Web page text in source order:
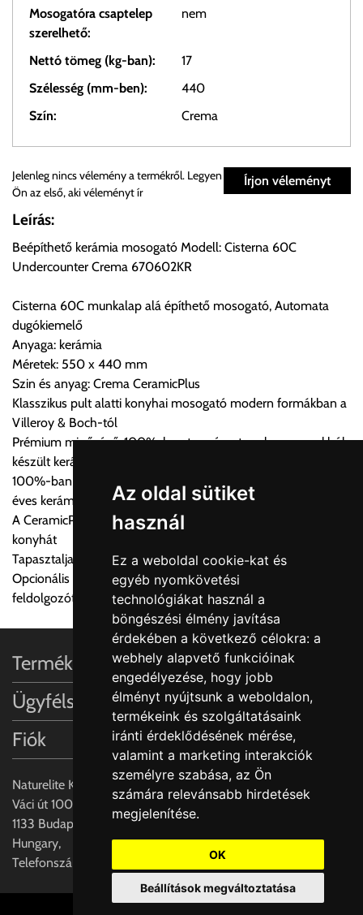
Az oldal sütiket
használ
Ez a weboldal cookie-kat és
egyéb nyomkövetési
technológiákat használ a
böngészési élmény javítása
érdekében a következő célokra: a
webhely alapvető funkcióinak
engedélyezése, hogy jobb
élményt nyújtsunk a weboldalon,
termékeink és szolgáltatásaink
iránti érdeklődésének mérése,
valamint a marketing interakciók
személyre szabása, az Ön
számára relevánsabb hirdetések
megjelenítése.
OK
Beállítások megváltoztatása
Mosogatóra csaptelep
szerelhető:
nem
Nettó tömeg (kg-ban):
17
Szélesség (mm-ben):
440
Szín:
Crema
Személyes átvétel:
Önnek lehetősége van rendelését a beérkezést követően
ingyenesen átvenni Budapesti Cégcsoportunk Stúdiójában
előre egyeztetett időpontban.
Szállítási díjak:
Az oldalunkon rendelés esetén, amennyiben szállítást is kér,
úgy esetenként több lehetőséget ajánl fel a program. Kérjük, a
vásárolt árú figyelembevételével az önnek megfelelő szállítási
költséget válassza ki.
Amennyiben nem biztos választásában, vagy a program
automatikusan nem ajánl fel szállítási költséget, úgy válassza
a 0.- forintos szállítást, kollégáink megvizsgálják a vásárolt
termék adatait, majd visszaigazolják a szállítás költségét.
Ingyenes szállítási lehetőség nincs!
Egyes termékek súlyát a program nem ismeri, rendelés esetén
a központ igazolja vissza. Amennyiben a költséget az Ön által
gondoltnál magasabb értékben igazoljuk vissza, úgy a
visszaigazolástól számított 24 órán belül a terméket
lemondhatja, vagy kérheti a személyes átvételre való
módosítását.
FIGYELEM!!
KERÁMIA TERMÉKEK SZÁLLÍTATÁSA NEM, VAGY CSAK
A MEGRENDELŐ KIFEJEZETT KÉRÉSÉRE ÉS
FELELŐSSÉGÉRE LEHETSÉGES!!
Egyéb leírások:
Budapesti szállítások:
1, Budapestre kért szállítás esetén az általános szállítás
helyett időre történő extra szállítás kérése is lehetséges
egyedi áron. A szállítás megbeszélt időablakban lehetőség
Írjon véleményt
Jelenleg nincs vélemény a termékről. Legyen
Ön az első, aki véleményt ír
Leírás:
Beépíthető kerámia mosogató Modell: Cisterna 60C
Undercounter Crema 670602KR
Cisterna 60C munkalap alá építhető mosogató, Automata
dugókiemelő
Anyaga: kerámia
Méretek: 550 x 440 mm
Szin és anyag: Crema CeramicPlus
Klasszikus pult alatti konyhai mosogató modern formákban a
Villeroy & Boch-tól
Prémium minőségű, 100%-ban természetes alapanyagokból
készült kerámia konyhai mosogató
100%-ban természetes alapanyagok és kézművesség 270
éves kerámia tapasztalattal
A CeramicPlus könnyen gondozható, és tisztán tartja a
konyhát
Tapasztalja meg a Villeroy & Boch varázslatos dizájn világát
Opcionális kiegészítők: Rozsdamentes acél beakasztható
feldolgozótálcák és vágódeszka valódi fa furnérral
Naturelite Kft,
Váci út 100.,
1133 Budapest,
Hungary,
Telefonszám: +(36) 70-427-3837
Termékinformációk
Ügyfélszolgálat
Fiók